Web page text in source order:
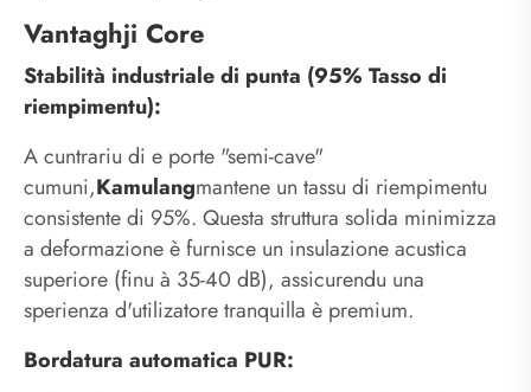
Vantaghji Core
Stabilità industriale di punta (95% Tasso di
riempimentu):
A cuntrariu di e porte "semi-cave"
cumuni,Kamulangmantene un tassu di riempimentu
consistente di 95%. Questa struttura solida minimizza
a deformazione è furnisce un insulazione acustica
superiore (finu à 35-40 dB), assicurendu una
sperienza d'utilizatore tranquilla è premium.
Bordatura automatica PUR: